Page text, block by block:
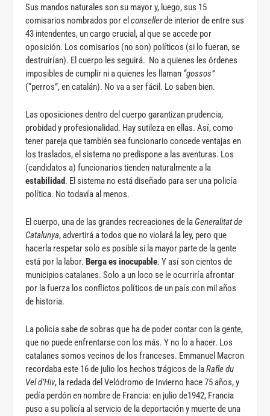
Sus mandos naturales son su mayor y, luego, sus 15
comisarios nombrados por elconsellerde interior de entre sus
43 intendentes, un cargo crucial, al que se accede por
oposición. Los comisarios (no son) políticos (si lo fueran, se
destruirían). El cuerpo les seguirá. No a quienes les órdenes
imposibles de cumplir ni a quienes les llaman “gossos”
(“perros”, en catalán). No va a ser fácil. Lo saben bien.
Las oposiciones dentro del cuerpo garantizan prudencia,
probidad y profesionalidad. Hay sutileza en ellas. Así, como
tener pareja que también sea funcionario concede ventajas en
los traslados, el sistema no predispone a las aventuras. Los
(candidatos a) funcionarios tienden naturalmente a la
estabilidad. El sistema no está diseñado para ser una policía
política. No todavía al menos.
El cuerpo, una de las grandes recreaciones de laGeneralitat de
Catalunya, advertirá a todos que no violará la ley, pero que
hacerla respetar solo es posible si la mayor parte de la gente
está por la labor.Berga es inocupable. Y así son cientos de
municipios catalanes. Solo a un loco se le ocurriría afrontar
por la fuerza los conflictos políticos de un país con mil años
de historia.
La policía sabe de sobras que ha de poder contar con la gente,
que no puede enfrentarse con los más. Y no lo a hacer. Los
catalanes somos vecinos de los franceses. Emmanuel Macron
recordaba este 16 de julio los hechos trágicos de laRafle du
Vel d’Hiv, la redada del Velódromo de Invierno hace 75 años, y
pedía perdón en nombre de Francia: en julio de1942, Francia
puso a su policía al servicio de la deportación y muerte de una